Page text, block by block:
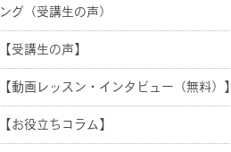
ング（受講生の声）
【受講生の声】
【動画レッスン・インタビュー（無料）】
【お役立ちコラム】